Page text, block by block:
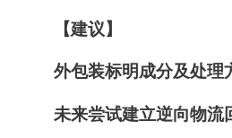
【建议】
外包装标明成分及处理
未来尝试建立逆向物流